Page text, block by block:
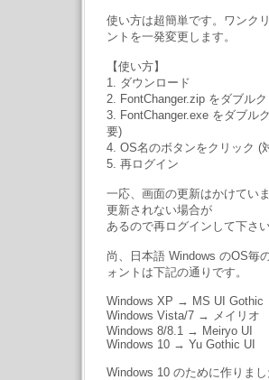
使い方は超簡単です。ワンク
ントを一発変更します。
【使い方】
1. ダウンロード
2. FontChanger.zip をダブルク
3. FontChanger.exe をダブル
要)
4. OS名のボタンをクリック (
5. 再ログイン
一応、画面の更新はかけてい
更新されない場合が
あるので再ログインして下さい
尚、日本語 Windows のOS毎
ォントは下記の通りです。
Windows XP → MS UI Gothic
Windows Vista/7 → メイリオ
Windows 8/8.1 → Meiryo UI
Windows 10 → Yu Gothic UI
Windows 10 のために作りま